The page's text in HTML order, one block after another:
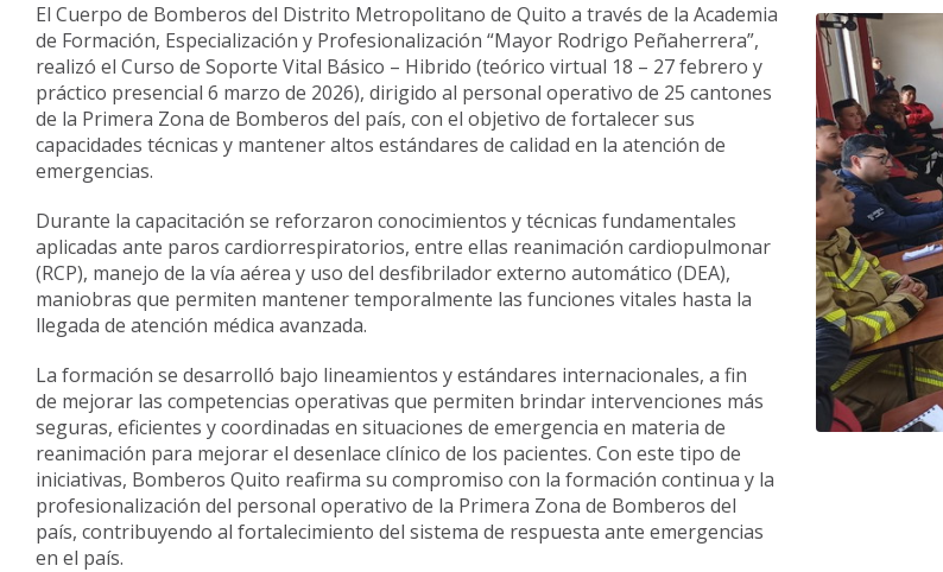
El Cuerpo de Bomberos del Distrito Metropolitano de Quito a través de la Academia
de Formación, Especialización y Profesionalización “Mayor Rodrigo Peñaherrera”,
realizó el Curso de Soporte Vital Básico – Hibrido (teórico virtual 18 – 27 febrero y
práctico presencial 6 marzo de 2026), dirigido al personal operativo de 25 cantones
de la Primera Zona de Bomberos del país, con el objetivo de fortalecer sus
capacidades técnicas y mantener altos estándares de calidad en la atención de
emergencias.
Durante la capacitación se reforzaron conocimientos y técnicas fundamentales
aplicadas ante paros cardiorrespiratorios, entre ellas reanimación cardiopulmonar
(RCP), manejo de la vía aérea y uso del desfibrilador externo automático (DEA),
maniobras que permiten mantener temporalmente las funciones vitales hasta la
llegada de atención médica avanzada.
La formación se desarrolló bajo lineamientos y estándares internacionales, a fin
de mejorar las competencias operativas que permiten brindar intervenciones más
seguras, eficientes y coordinadas en situaciones de emergencia en materia de
reanimación para mejorar el desenlace clínico de los pacientes. Con este tipo de
iniciativas, Bomberos Quito reafirma su compromiso con la formación continua y la
profesionalización del personal operativo de la Primera Zona de Bomberos del
país, contribuyendo al fortalecimiento del sistema de respuesta ante emergencias
en el país.